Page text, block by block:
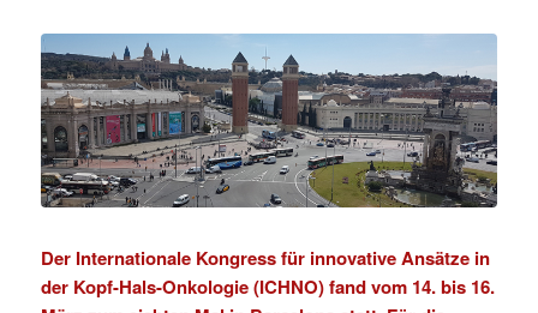
Der Internationale Kongress für innovative Ansätze in
der Kopf-Hals-Onkologie (ICHNO) fand vom 14. bis 16.